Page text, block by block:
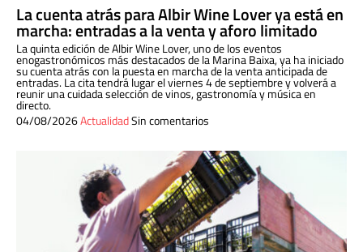
La cuenta atrás para Albir Wine Lover ya está en
marcha: entradas a la venta y aforo limitado
La quinta edición de Albir Wine Lover, uno de los eventos
enogastronómicos más destacados de la Marina Baixa, ya ha iniciado
su cuenta atrás con la puesta en marcha de la venta anticipada de
entradas. La cita tendrá lugar el viernes 4 de septiembre y volverá a
reunir una cuidada selección de vinos, gastronomía y música en
directo.
04/08/2026ActualidadSin comentarios